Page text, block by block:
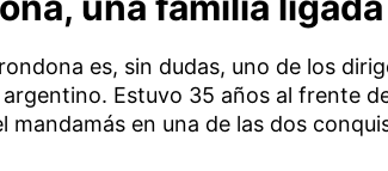
es, sin dudas, uno de los
Estuvo 35 años al frente
mandamás en una de las dos